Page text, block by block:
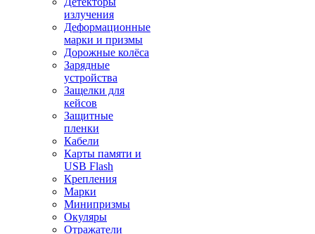
излучения
Деформационные
марки и призмы
Дорожные колёса
Зарядные
устройства
Защелки для
кейсов
Защитные
пленки
Кабели
Карты памяти и
USB Flash
Крепления
Марки
Минипризмы
Окуляры
Отражатели